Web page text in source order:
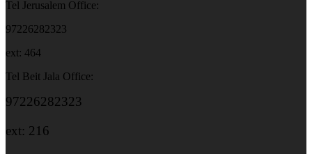
Tel Jerusalem Office:
97226282323
ext: 464
Tel Beit Jala Office:
97226282323
ext: 216